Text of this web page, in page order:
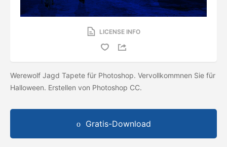
LICENSE INFO
Werewolf Jagd Tapete für Photoshop. Vervollkommnen Sie für
Halloween. Erstellen von Photoshop CC.
Gratis-Download